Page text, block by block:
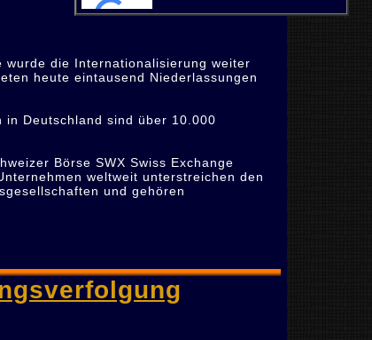
wurde die Internationalisierung weiter
heute eintausend Niederlassungen
Deutschland sind über 10.000
Börse SWX Swiss Exchange
weltweit unterstreichen den
und gehören